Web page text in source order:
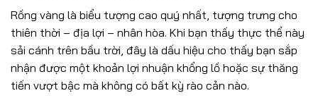
Rồng vàng là biểu tượng cao quý nhất, tượng trưng cho
thiên thời – địa lợi – nhân hòa. Khi bạn thấy thực thể này
sải cánh trên bầu trời, đây là dấu hiệu cho thấy bạn sắp
nhận được một khoản lợi nhuận khổng lồ hoặc sự thăng
tiến vượt bậc mà không có bất kỳ rào cản nào.